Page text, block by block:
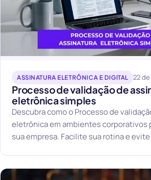
ASSINATURA ELETRÔNICA E DIGITAL 22
Processo de validação de
eletrônica simples
Descubra como o Processo de
eletrônica em ambientes corporativos
sua empresa. Facilite sua rotina e